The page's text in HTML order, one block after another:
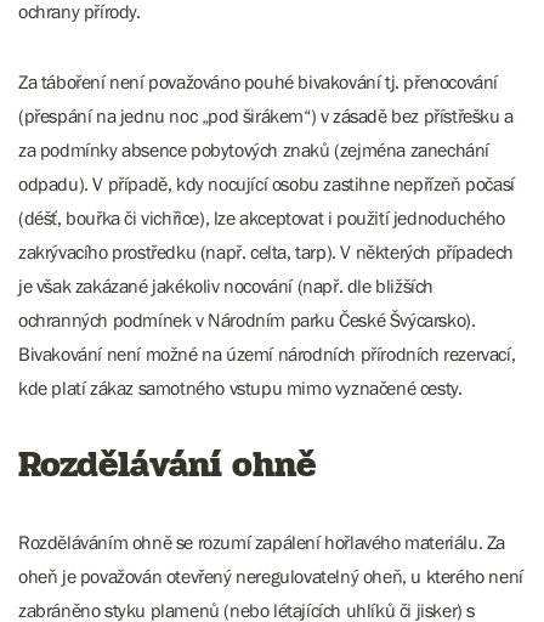
ochrany přírody.
Za táboření není považováno pouhé bivakování tj. přenocování
(přespání na jednu noc „pod širákem“) v zásadě bez přístřešku a
za podmínky absence pobytových znaků (zejména zanechání
odpadu). V případě, kdy nocující osobu zastihne nepřízeň počasí
(déšť, bouřka či vichřice), lze akceptovat i použití jednoduchého
zakrývacího prostředku (např. celta, tarp). V některých případech
je však zakázané jakékoliv nocování (např. dle bližších
ochranných podmínek v Národním parku České Švýcarsko).
Bivakování není možné na území národních přírodních rezervací,
kde platí zákaz samotného vstupu mimo vyznačené cesty.
Rozdělávání ohně
Rozděláváním ohně se rozumí zapálení hořlavého materiálu. Za
oheň je považován otevřený neregulovatelný oheň, u kterého není
zabráněno styku plamenů (nebo létajících uhlíků či jisker) s